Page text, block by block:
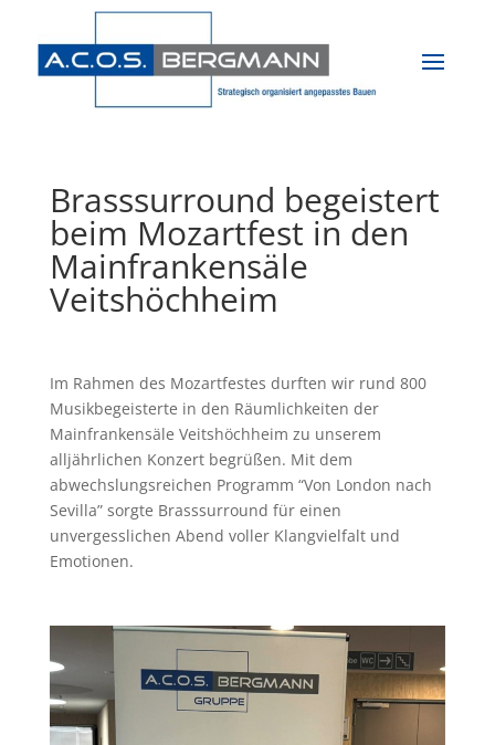
Brasssurround begeistert
beim Mozartfest in den
Mainfrankensäle
Veitshöchheim
Im Rahmen des Mozartfestes durften wir rund 800
Musikbegeisterte in den Räumlichkeiten der
Mainfrankensäle Veitshöchheim zu unserem
alljährlichen Konzert begrüßen. Mit dem
abwechslungsreichen Programm “Von London nach
Sevilla” sorgte Brasssurround für einen
unvergesslichen Abend voller Klangvielfalt und
Emotionen.